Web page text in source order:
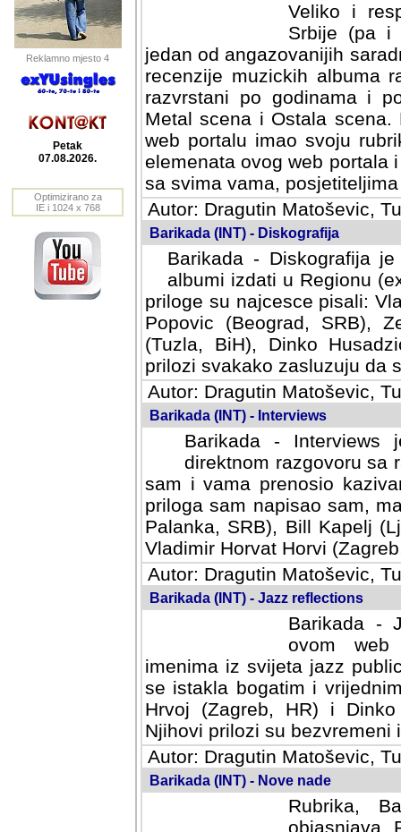
Reklamno mjesto 4
Petak
07.08.2026.
Optimizirano za
IE i 1024 x 768
Veliko i
Srbije (pa i
jedan od angazovanijih
recenzije muzickih albuma
razvrstani po godinama i po
scena i Ostala scena.
portalu imao svoju
elemenata ovog web portala
sa svima vama,
Autor: Dragutin Matoševic,
Barikada (INT) - Diskografija
Barikada - Diskografija
albumi izdati u Regionu
priloge su najcesce pisali:
Popovic (Beograd, SRB),
(Tuzla, BiH), Dinko
prilozi svakako zasluzuju da
Autor: Dragutin Matoševic,
Barikada (INT) - Interviews
Barikada -
direktnom razgovoru sa
sam i vama prenosio
priloga sam napisao sam,
Palanka, SRB), Bill Kapelj
Vladimir Horvat Horvi
Autor: Dragutin Matoševic,
Barikada (INT) - Jazz reflections
Barikada -
ovom web
imenima iz svijeta jazz
se istakla bogatim i
Hrvoj (Zagreb, HR) i
Njihovi prilozi su bezvremeni
Autor: Dragutin Matoševic,
Barikada (INT) - Nove nade
Rubrika,
objasnjava.